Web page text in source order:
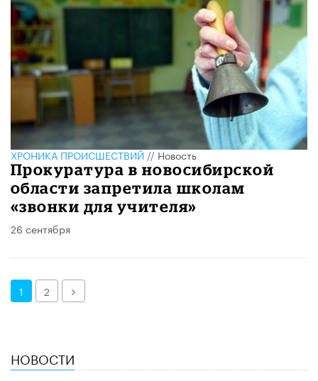
ХРОНИКА ПРОИСШЕСТВИЙ//Новость
Прокуратура в новосибирской
области запретила школам
«звонки для учителя»
26 сентября
1 2 Далее
НОВОСТИ